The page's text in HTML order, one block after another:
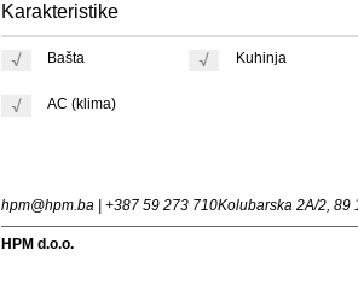
Karakteristike
Bašta Kuhinja
AC (klima)
hpm@hpm.ba | +387 59 273 710Kolubarska 2A/2, 89
HPM d.o.o.